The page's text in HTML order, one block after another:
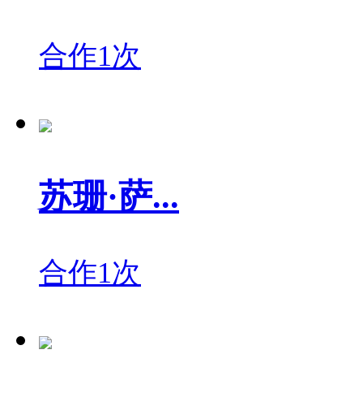
合作1次
苏珊·萨...
合作1次